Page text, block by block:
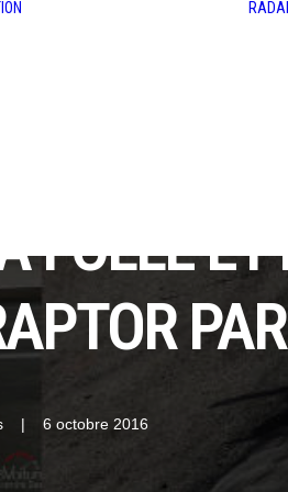
FOLLE
| 6 octobre 2016